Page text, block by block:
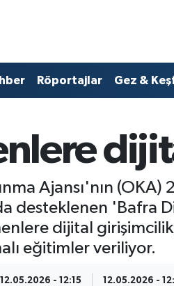
Röportajlar Gez &
Ajansı'nın (OKA)
desteklenen 'Bafra
dijital
eğitimler veriliyor.
12.05.2026 - 12:15 12.05.2026 -